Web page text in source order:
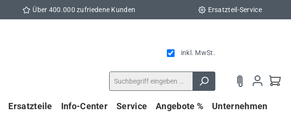
Über 400.000 zufriedene Kunden Ersatzteil-Service
inkl. MwSt.
Ersatzteile Info-Center Service Angebote % Unternehmen